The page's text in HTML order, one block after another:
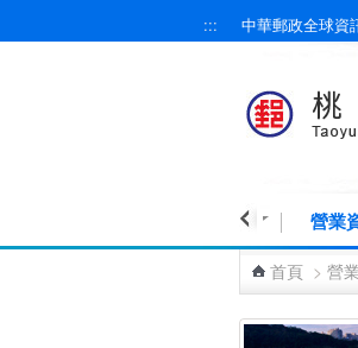
::: 中華郵政全球資
業務與服務 營業
首頁 > 營